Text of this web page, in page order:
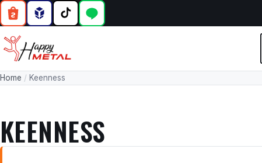
Home / Keenness
KEENNESS